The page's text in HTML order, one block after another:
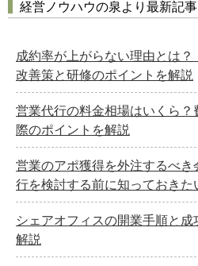
経営ノウハウの泉より最新記事
成約率が上がらない理由とは
改善策と研修のポイントを解説
営業代行の料金相場はいくら
際のポイントを解説
営業のアポ獲得を外注するべ
行を検討する前に知っておき
シェアオフィスの開業手順と
解説